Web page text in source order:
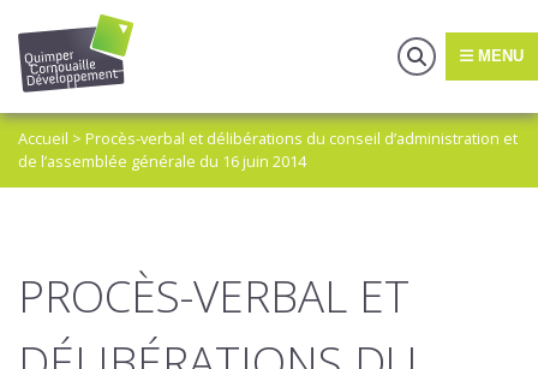
MENU
Accueil > Procès-verbal et délibérations du conseil d’administration et
de l’assemblée générale du 16 juin 2014
PROCÈS-VERBAL ET